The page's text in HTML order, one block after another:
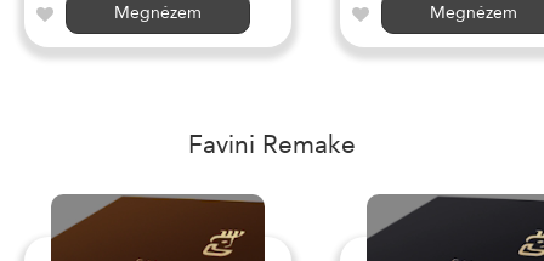
Megnézem
Megnézem
Favini Remake